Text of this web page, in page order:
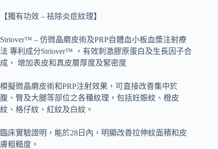
【獨有功效 – 袪除炎症紋理】
Striover™ – 仿微晶磨皮術及PRP自體血小板血漿注射療
法 專利成分Striover™ ，有效刺激膠原蛋白及生長因子合
成， 增加表皮和真皮層厚度及緊密度
模擬微晶磨皮術和PRP注射效果，可直接改善集中於
腹、臀及大腿等部位之各種紋理，包括妊娠紋、橙皮
紋、格仔紋、紅紋及白紋。
臨床實驗證明，能於28日內，明顯改善拉伸紋面積和皮
膚粗糙度。